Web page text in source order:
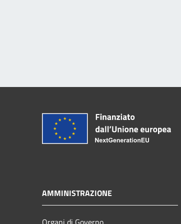
AMMINISTRAZIONE